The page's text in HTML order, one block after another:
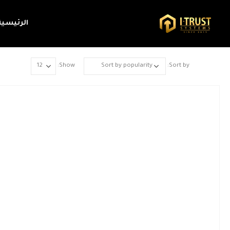
Sort by:
Show: